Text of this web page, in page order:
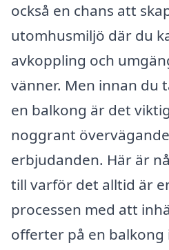
också en chans att
utomhusmiljö där du
avkoppling och
vänner. Men innan du
en balkong är det
noggrant
erbjudanden. Här är
till varför det alltid är
processen med att
offerter på en balkong